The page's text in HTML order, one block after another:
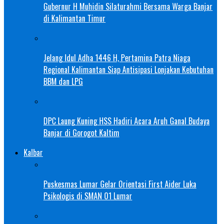
Gubernur H Muhidin Silaturahmi Bersama Warga Banjar
di Kalimantan Timur
Jelang Idul Adha 1446 H, Pertamina Patra Niaga
Regional Kalimantan Siap Antisipasi Lonjakan Kebutuhan
BBM dan LPG
DPC Laung Kuning HSS Hadiri Acara Aruh Ganal Budaya
Banjar di Gorogot Kaltim
Kalbar
Puskesmas Lumar Gelar Orientasi First Aider Luka
Psikologis di SMAN 01 Lumar